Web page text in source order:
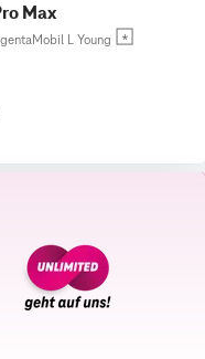
Max
L Young